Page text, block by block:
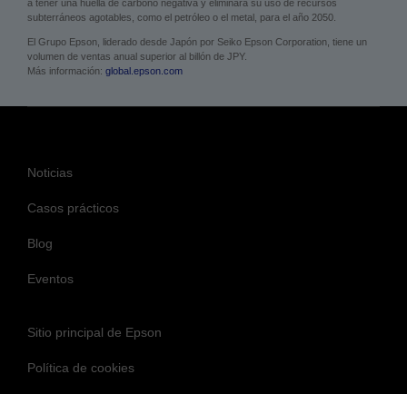
a tener una huella de carbono negativa y eliminará su uso de recursos
subterráneos agotables, como el petróleo o el metal, para el año 2050.
El Grupo Epson, liderado desde Japón por Seiko Epson Corporation, tiene un
volumen de ventas anual superior al billón de JPY.
Más información: global.epson.com
Noticias
Casos prácticos
Blog
Eventos
Sitio principal de Epson
Política de cookies